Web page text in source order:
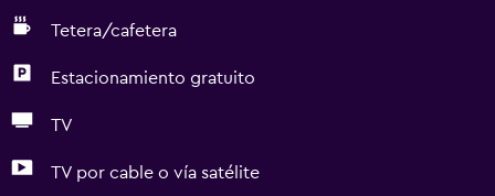
Tetera/cafetera
Estacionamiento gratuito
TV
TV por cable o vía satélite